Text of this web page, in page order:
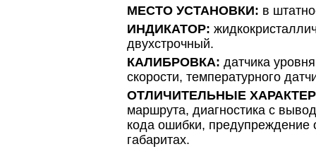
МЕСТО УСТАНОВКИ: в
ИНДИКАТОР:
двухстрочный.
КАЛИБРОВКА: датчика
скорости, температурного
ОТЛИЧИТЕЛЬНЫЕ
маршрута, диагностика с
кода ошибки,
габаритах.